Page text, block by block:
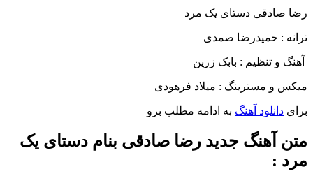
رضا صادقی دستای یک مرد
ترانه : حمیدرضا صمدی
آهنگ و تنظیم : بابک زرین
میکس و مسترینگ : میلاد فرهودی
برای دانلود آهنگ به ادامه مطلب برو
متن آهنگ جدید رضا صادقی بنام دستای یک
مرد :